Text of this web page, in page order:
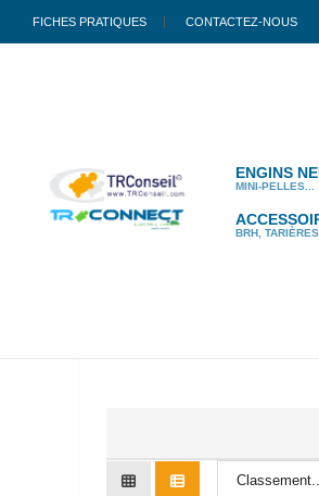
FICHES PRATIQUES CONTACTEZ-NOUS
ENGINS
MINI-PELLES...
BRH,